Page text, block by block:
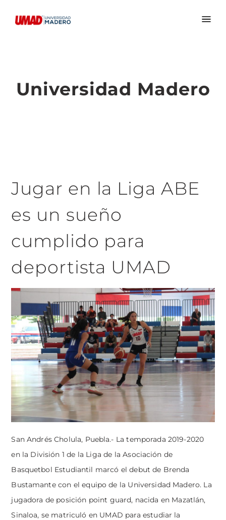
Universidad Madero
Jugar en la Liga ABE
es un sueño
cumplido para
deportista UMAD
San Andrés Cholula, Puebla.- La temporada 2019-2020
en la División 1 de la Liga de la Asociación de
Basquetbol Estudiantil marcó el debut de Brenda
Bustamante con el equipo de la Universidad Madero. La
jugadora de posición point guard, nacida en Mazatlán,
Sinaloa, se matriculó en UMAD para estudiar la